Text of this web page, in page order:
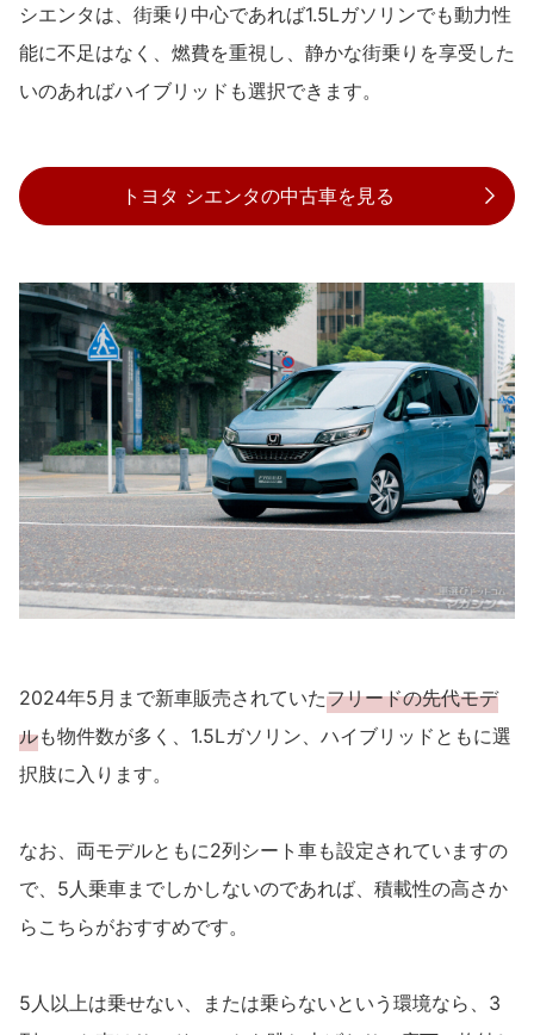
シエンタは、街乗り中心であれば1.5Lガソリンでも動力性
能に不足はなく、燃費を重視し、静かな街乗りを享受した
いのあればハイブリッドも選択できます。
トヨタ シエンタの中古車を見る
2024年5月まで新車販売されていたフリードの先代モデ
ルも物件数が多く、1.5Lガソリン、ハイブリッドともに選
択肢に入ります。
なお、両モデルともに2列シート車も設定されていますの
で、5人乗車までしかしないのであれば、積載性の高さか
らこちらがおすすめです。
5人以上は乗せない、または乗らないという環境なら、3